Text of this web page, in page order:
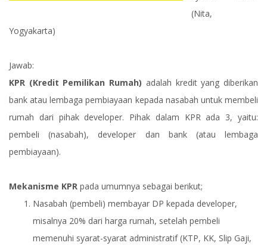
(Nita,
Yogyakarta)
Jawab:
KPR (Kredit Pemilikan Rumah) adalah kredit yang diberikan
bank atau lembaga pembiayaan kepada nasabah untuk membeli
rumah dari pihak developer. Pihak dalam KPR ada 3, yaitu:
pembeli (nasabah), developer dan bank (atau lembaga
pembiayaan).
Mekanisme KPR pada umumnya sebagai berikut;
Nasabah (pembeli) membayar DP kepada developer,
misalnya 20% dari harga rumah, setelah pembeli
memenuhi syarat-syarat administratif (KTP, KK, Slip Gaji,